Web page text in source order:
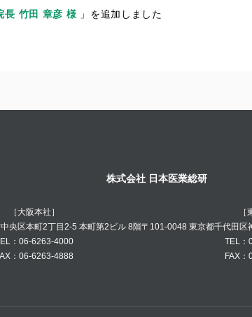
竹田 章彦 様 」を追加しました
株式会社 日本医業総研
［大阪本社］
央区本町2丁目2-5 本町第2ビル 8階
：06-6263-4000
：06-6263-4888
［
〒101-0048 東京都千代田区
TEL：
FAX